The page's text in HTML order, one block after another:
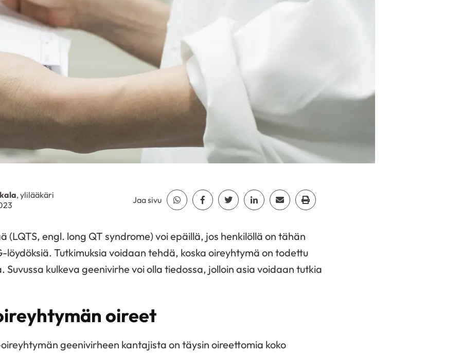
, ylilääkäri
Jaa sivu Jaa Whatsapp
Jaa Facebook
Jaa TwitterJaa LinkedinJaa EmailJaa Print
(LQTS, engl. long QT syndrome) voi epäillä, jos henkilöllä on tähän
löydöksiä. Tutkimuksia voidaan tehdä, koska oireyhtymä on todettu
Suvussa kulkeva geenivirhe voi olla tiedossa, jolloin asia voidaan tutkia
oireet
geenivirheen kantajista on täysin oireettomia koko